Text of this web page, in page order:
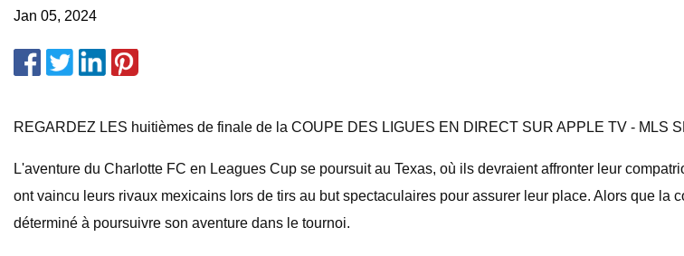
Jan 05, 2024
REGARDEZ LES huitièmes de finale de la COUPE DES LIGUES EN DIRECT SUR APPLE TV - MLS
L'aventure du Charlotte FC en Leagues Cup se poursuit au Texas, où ils devraient affronter leur
ont vaincu leurs rivaux mexicains lors de tirs au but spectaculaires pour assurer leur place. Alors que la
déterminé à poursuivre son aventure dans le tournoi.